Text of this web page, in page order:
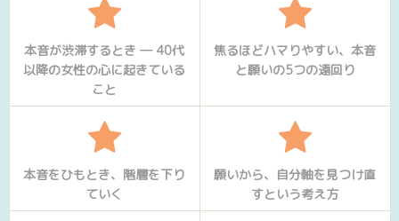
本音が渋滞するとき ― 40代
以降の女性の心に起きている
こと
焦るほどハマりやすい、本音
と願いの5つの遠回り
本音をひもとき、階層を下り
ていく
願いから、自分軸を見つけ直
すという考え方